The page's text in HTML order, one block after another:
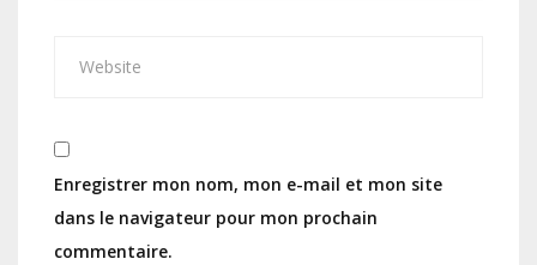
Enregistrer mon nom, mon e-mail et mon site
dans le navigateur pour mon prochain
commentaire.